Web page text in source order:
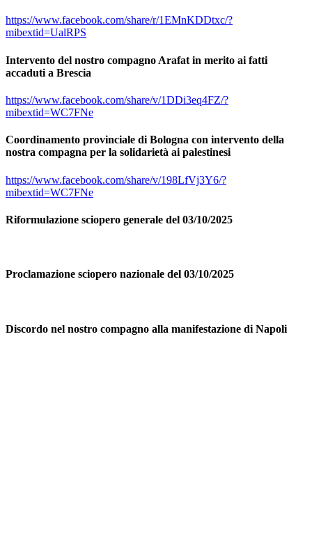
https://www.facebook.com/share/r/1EMnKDDtxc/?
mibextid=UalRPS
Intervento del nostro compagno Arafat in merito ai fatti
accaduti a Brescia
https://www.facebook.com/share/v/1DDi3eq4FZ/?
mibextid=WC7FNe
Coordinamento provinciale di Bologna con intervento della
nostra compagna per la solidarietà ai palestinesi
https://www.facebook.com/share/v/198LfVj3Y6/?
mibextid=WC7FNe
Riformulazione sciopero generale del 03/10/2025
Proclamazione sciopero nazionale del 03/10/2025
Discordo nel nostro compagno alla manifestazione di Napoli